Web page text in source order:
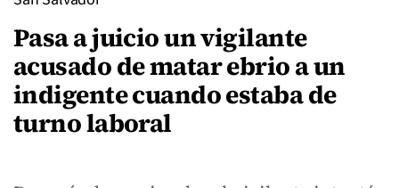
Pasa a juicio un vigilante
acusado de matar ebrio a un
indigente cuando estaba de
turno laboral